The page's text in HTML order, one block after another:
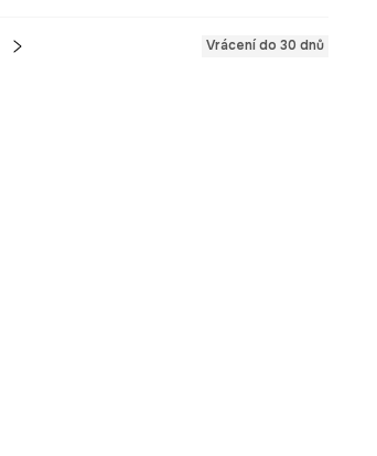
Vrácení do 30 dnů